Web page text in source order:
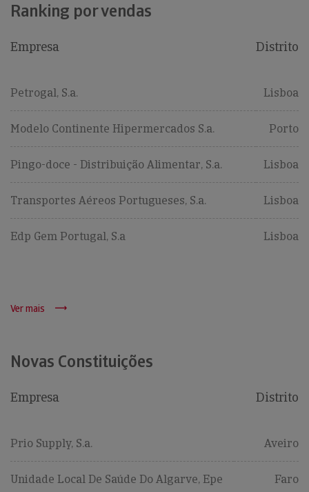
Ranking por vendas
Empresa Distrito
Petrogal, S.a. Lisboa
Modelo Continente Hipermercados S.a. Porto
Pingo-doce - Distribuição Alimentar, S.a. Lisboa
Transportes Aéreos Portugueses, S.a. Lisboa
Edp Gem Portugal, S.a Lisboa
Ver mais
Novas Constituições
Empresa Distrito
Prio Supply, S.a. Aveiro
Unidade Local De Saúde Do Algarve, Epe Faro